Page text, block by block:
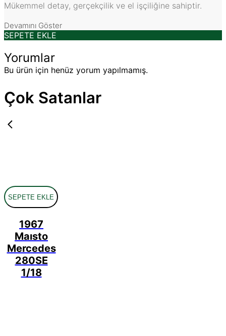
Mükemmel detay, gerçekçilik ve el işçiliğine sahiptir.
Devamını Göster
SEPETE EKLE
Yorumlar
Bu ürün için henüz yorum yapılmamış.
Çok Satanlar
SEPETE EKLE
1967
Maısto
Mercedes
280SE
1/18